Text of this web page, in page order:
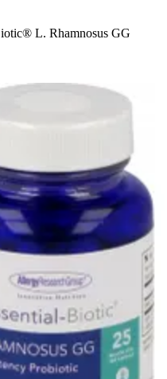
L. Rhamnosus GG